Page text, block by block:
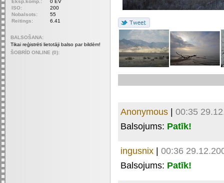
Anonymous | 00:35
Balsojums: Patīk!
ingusnix | 00:36
Balsojums: Patīk!
Eksp.komp.:
0 EV
ISO:
200
Nobalsots:
55
Reitings:
6.41
BALSOŠANA:
Tikai reģistrēti lietotāji balso par bildēm!
ŠOBRĪD ONLINE (0):